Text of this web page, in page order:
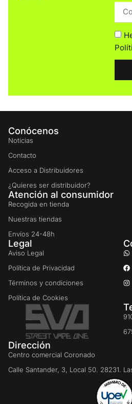
Conócenos
Noticias
Contacto
Acceso a Distribuidores
¿Quieres ser distribuidor?
Atención al consumidor
Recogida en tienda
Nuestras tiendas
Envíos 24-48h
Legal
Aviso Legal
Política de Privacidad
Términos y condiciones
Política de Cookies
Dirección
Centro comercial Coronado
Calle Santander, 3, Local 50. 28231.